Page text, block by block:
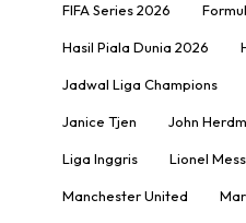
FIFA Series 2026
Hasil Piala Dunia 2026
Jadwal Liga Champions
Janice Tjen John
Liga Inggris Lionel
Manchester United